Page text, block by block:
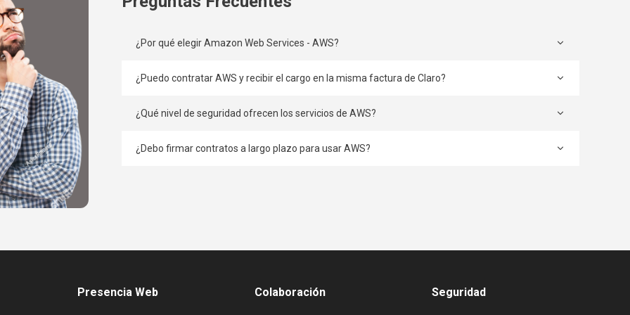
¿Por qué elegir Amazon Web Services - AWS?
¿Puedo contratar AWS y recibir el cargo en la misma factura de Claro?
¿Qué nivel de seguridad ofrecen los servicios de AWS?
¿Debo firmar contratos a largo plazo para usar AWS?
Presencia Web Colaboración Seguridad